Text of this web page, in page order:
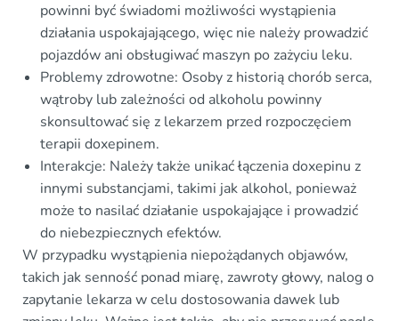
powinni być świadomi możliwości wystąpienia
działania uspokajającego, więc nie należy prowadzić
pojazdów ani obsługiwać maszyn po zażyciu leku.
Problemy zdrowotne: Osoby z historią chorób serca,
wątroby lub zależności od alkoholu powinny
skonsultować się z lekarzem przed rozpoczęciem
terapii doxepinem.
Interakcje: Należy także unikać łączenia doxepinu z
innymi substancjami, takimi jak alkohol, ponieważ
może to nasilać działanie uspokajające i prowadzić
do niebezpiecznych efektów.
W przypadku wystąpienia niepożądanych objawów,
takich jak senność ponad miarę, zawroty głowy, nalog o
zapytanie lekarza w celu dostosowania dawek lub